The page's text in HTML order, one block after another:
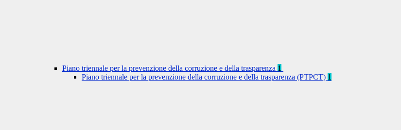
Piano triennale per la prevenzione della corruzione e della trasparenza 1
Piano triennale per la prevenzione della corruzione e della trasparenza (PTPCT) 1